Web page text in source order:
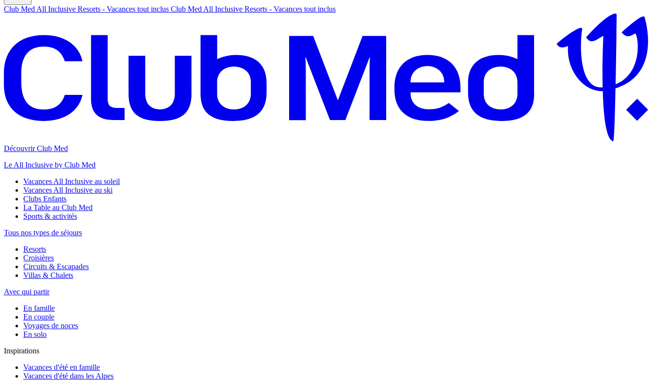
Club Med All Inclusive Resorts - Vacances tout inclus Club Med All Inclusive Resorts - Vacances tout inclus
Découvrir Club Med
Le All Inclusive by Club Med
Vacances All Inclusive au soleil
Vacances All Inclusive au ski
Clubs Enfants
La Table au Club Med
Sports & activités
Tous nos types de séjours
Resorts
Croisières
Circuits & Escapades
Villas & Chalets
Avec qui partir
En famille
En couple
Voyages de noces
En solo
Inspirations
Vacances d'été en famille
Vacances d'été dans les Alpes